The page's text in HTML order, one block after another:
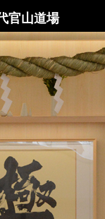
官山道場